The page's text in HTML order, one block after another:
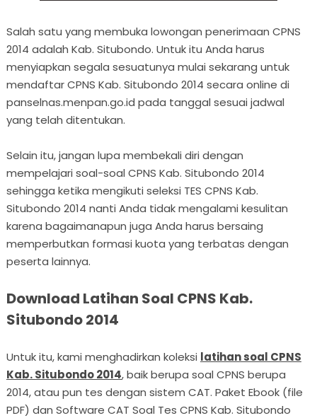
Salah satu yang membuka lowongan penerimaan CPNS
2014 adalah Kab. Situbondo. Untuk itu Anda harus
menyiapkan segala sesuatunya mulai sekarang untuk
mendaftar CPNS Kab. Situbondo 2014 secara online di
panselnas.menpan.go.id pada tanggal sesuai jadwal
yang telah ditentukan.
Selain itu, jangan lupa membekali diri dengan
mempelajari soal-soal CPNS Kab. Situbondo 2014
sehingga ketika mengikuti seleksi TES CPNS Kab.
Situbondo 2014 nanti Anda tidak mengalami kesulitan
karena bagaimanapun juga Anda harus bersaing
memperbutkan formasi kuota yang terbatas dengan
peserta lainnya.
Download Latihan Soal CPNS Kab.
Situbondo 2014
Untuk itu, kami menghadirkan koleksi latihan soal CPNS
Kab. Situbondo 2014, baik berupa soal CPNS berupa
2014, atau pun tes dengan sistem CAT. Paket Ebook (file
PDF) dan Software CAT Soal Tes CPNS Kab. Situbondo